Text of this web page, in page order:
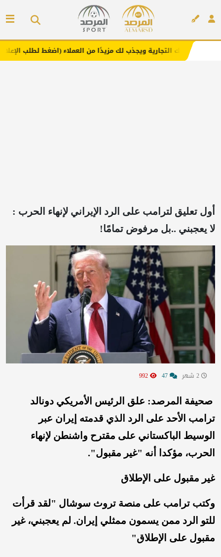
ويجذب لك مزيدًا من العملاء (اضغط لطلب الإعلان)
أول تعليق لترامب على الرد الإيراني لإنهاء الحرب :
لا يعجبني ..بل مرفوض تمامًا!
صحيفة المرصد: علق الرئيس الأمريكي دونالد
ترامب الأحد على الرد الذي قدمته إيران عبر
الوسيط الباكستاني على مقترح واشنطن لإنهاء
الحرب، مؤكدا أنه "غير مقبول".
غير مقبول على الإطلاق
وكتب ترامب على منصة تروث سوشال "لقد قرأت
للتو الرد ممن يسمون ممثلي إيران. لم يعجبني، غير
مقبول على الإطلاق"